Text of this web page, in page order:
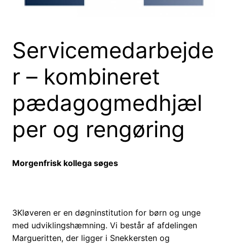
Servicemedarbejde
r – kombineret
pædagogmedhjæl
per og rengøring
Morgenfrisk kollega søges
3Kløveren er en døgninstitution for børn og unge
med udviklingshæmning. Vi består af afdelingen
Margueritten, der ligger i Snekkersten og